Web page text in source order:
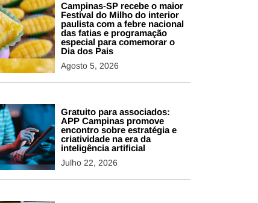
Campinas-SP recebe o maior
Festival do Milho do interior
paulista com a febre nacional
das fatias e programação
especial para comemorar o
Dia dos Pais
Agosto 5, 2026
Gratuito para associados:
APP Campinas promove
encontro sobre estratégia e
criatividade na era da
inteligência artificial
Julho 22, 2026